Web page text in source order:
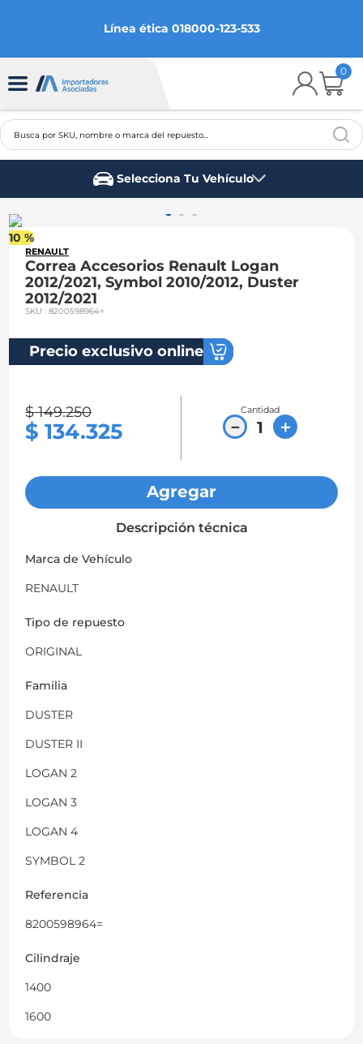
Línea ética 018000-123-533
0
Busca por SKU, nombre o marca del repuesto...
Selecciona Tu Vehículo
10 %
RENAULT
Correa Accesorios Renault Logan
2012/2021, Symbol 2010/2012, Duster
2012/2021
SKU:8200598964=
Precio exclusivo online
$ 149.250
$ 134.325
Cantidad
＋
－
Agregar
Descripción técnica
Marca de Vehículo
RENAULT
Tipo de repuesto
ORIGINAL
Familia
DUSTER
DUSTER II
LOGAN 2
LOGAN 3
LOGAN 4
SYMBOL 2
Referencia
8200598964=
Cilindraje
1400
1600
2
3.
spark gt
ford fiesta
optra
7.
sail
chevrolet sail